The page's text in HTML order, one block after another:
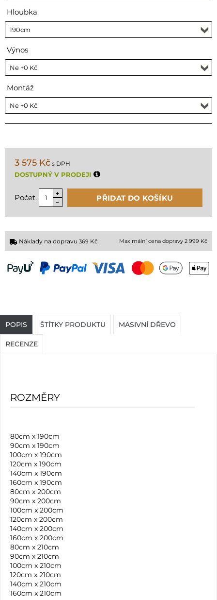
Hloubka
Výnos
Montáž
3 575 Kč s DPH
DOSTUPNÝ V PRODEJI
Počet: PŘIDAT DO KOŠÍKU
Náklady na dopravu 369 Kč Maximální cena dopravy 2 999 Kč
POPIS ŠTÍTKY PRODUKTU MASIVNÍ DŘEVO
RECENZE
ROZMĚRY
80cm x 190cm
90cm x 190cm
100cm x 190cm
120cm x 190cm
140cm x 190cm
160cm x 190cm
80cm x 200cm
90cm x 200cm
100cm x 200cm
120cm x 200cm
140cm x 200cm
160cm x 200cm
80cm x 210cm
90cm x 210cm
100cm x 210cm
120cm x 210cm
140cm x 210cm
160cm x 210cm